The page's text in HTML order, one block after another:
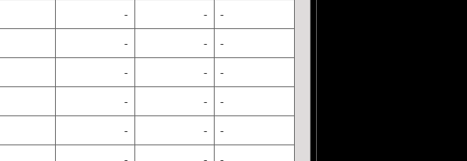
- - -
- - -
- - -
- - -
- - -